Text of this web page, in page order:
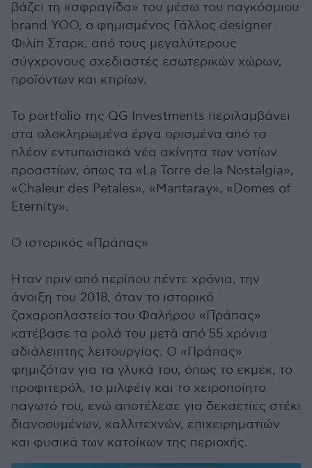
βάζει τη «σφραγίδα» του μέσω του παγκόσμιου
brand YOO, ο φημισμένος Γάλλος designer
Φιλίπ Σταρκ, από τους μεγαλύτερους
σύγχρονους σχεδιαστές εσωτερικών χώρων,
προϊόντων και κτιρίων.
Το portfolio της QG Investments περιλαμβάνει
στα ολοκληρωμένα έργα ορισμένα από τα
πλέον εντυπωσιακά νέα ακίνητα των νοτίων
προαστίων, όπως τα «La Torre de la Nostalgia»,
«Chaleur des Petales», «Mantaray», «Domes of
Eternity».
Ο ιστορικός «Πράπας»
Ηταν πριν από περίπου πέντε χρόνια, την
άνοιξη του 2018, όταν το ιστορικό
ζαχαροπλαστείο του Φαλήρου «Πράπας»
κατέβασε τα ρολά του μετά από 55 χρόνια
αδιάλειπτης λειτουργίας. Ο «Πράπας»
φημιζόταν για τα γλυκά του, όπως το εκμέκ, το
προφιτερόλ, το μιλφέιγ και το χειροποίητο
παγωτό του, ενώ αποτέλεσε για δεκαετίες στέκι
διανοουμένων, καλλιτεχνών, επιχειρηματιών
και φυσικά των κατοίκων της περιοχής.